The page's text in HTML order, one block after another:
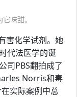
味甜。
害化学试剂。她
代法医学的诞
司PBS翻拍成了
Norris和毒
实际案例中总